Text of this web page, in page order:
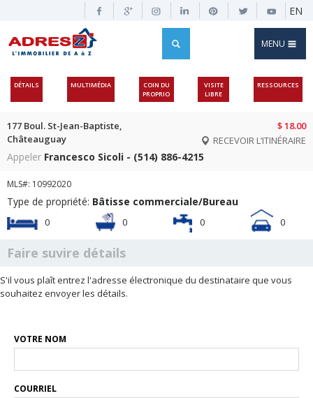
EN
MENU
DÉTAILS MULTIMÉDIA
COIN DU
PROPRIO
VISITE
LIBRE
RESSOURCES
177 Boul. St-Jean-Baptiste,
Châteauguay
$ 18.00
RECEVOIR L’ITINÉRAIRE
Appeler Francesco Sicoli - (514) 886-4215
MLS#: 10992020
Type de propriété: Bâtisse commerciale/Bureau
0 0 0 0
Faire suvire détails
S'il vous plaît entrez l'adresse électronique du destinataire que vous
souhaitez envoyer les détails.
VOTRE NOM
COURRIEL